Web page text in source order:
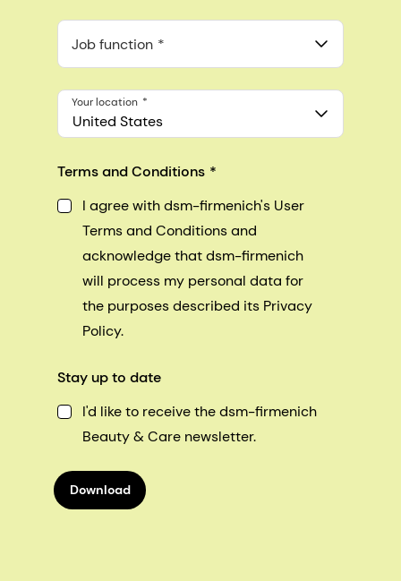
548 Market St Pmb 90375, San Francisco, California, US
Job function
United States
Your location
Terms and Conditions
I agree with dsm-firmenich's User
Terms and Conditions and
acknowledge that dsm-firmenich
will process my personal data for
the purposes described its Privacy
Policy.
Stay up to date
I'd like to receive the dsm-firmenich
Beauty & Care newsletter.
Download